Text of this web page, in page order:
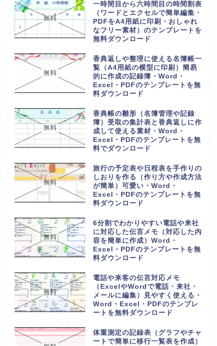
一時間目から六時間目の時間割表
（ワードとエクセルで簡単編集・
PDFをA4用紙に印刷・おしゃれ
なフリー素材）のテンプレートを
無料ダウンロード
香典返しや整理に使える名簿帳一
覧（A4用紙の横型に印刷）簡易
的に作成の記録簿・Word・
Excel・PDFのテンプレートを無
料ダウンロード
香典帳の雛形（名簿管理や記録
簿）受取の集計表と香典返しに作
成して使える素材・Word・
Excel・PDFのテンプレートを無
料でダウンロード
旅行の予定表や日程表を手作りの
しおりを作る（作り方や作成方法
が簡単）可愛い・Word・
Excel・PDFのテンプレートを無
料ダウンロード
6分割でわかりやすい電話や来社
に対応した伝言メモ（対応した内
容を簡単に作成）Word・
Excel・PDFのテンプレートを無
料ダウンロード
電話や来客の伝言対応メモ
（ExcelやWordで電話・来社・
メールに編集）見やすく使える・
Word・Excel・PDFのテンプレ
ートを無料ダウンロード
体重測定の記録表（グラフやチャ
ートで簡単に移行一覧表を作成）